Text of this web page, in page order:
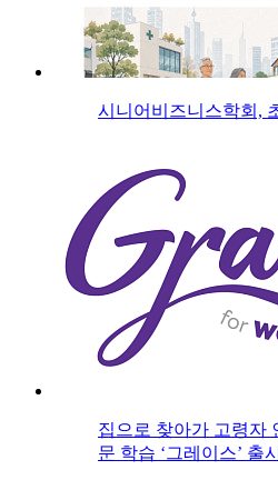
시니어비즈니스학회,
집으로 찾아가 고령자
문 학습 ‘그레이스’ 출시